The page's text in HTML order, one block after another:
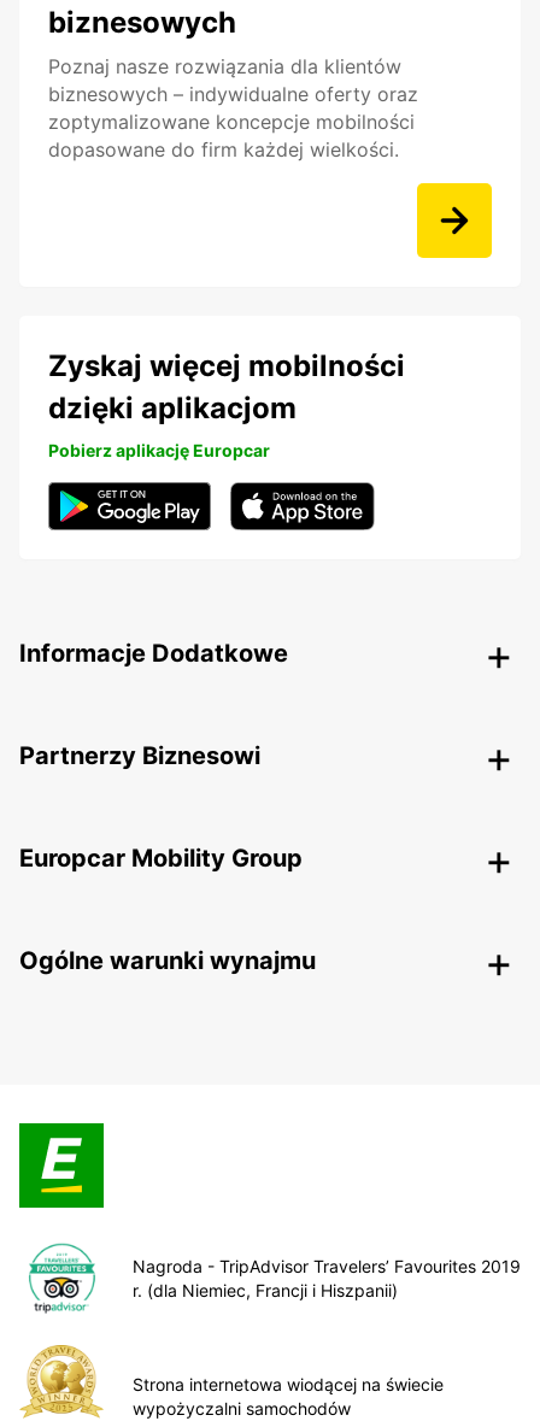
biznesowych
Poznaj nasze rozwiązania dla klientów
biznesowych – indywidualne oferty oraz
zoptymalizowane koncepcje mobilności
dopasowane do firm każdej wielkości.
Zyskaj więcej mobilności
dzięki aplikacjom
Pobierz aplikację Europcar
Informacje Dodatkowe
Partnerzy Biznesowi
Europcar Mobility Group
Ogólne warunki wynajmu
Nagroda - TripAdvisor Travelers’ Favourites 2019
r. (dla Niemiec, Francji i Hiszpanii)
Strona internetowa wiodącej na świecie
wypożyczalni samochodów